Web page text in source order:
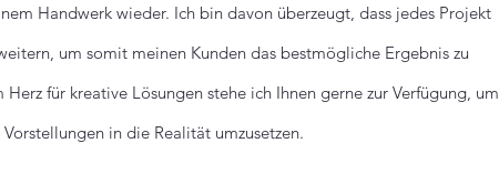
Handwerk wieder. Ich bin davon überzeugt, dass jedes Projekt
um somit meinen Kunden das bestmögliche Ergebnis zu
für kreative Lösungen stehe ich Ihnen gerne zur Verfügung, um
in die Realität umzusetzen.